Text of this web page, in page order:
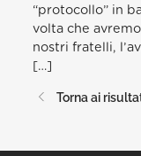
“protocollo” in
volta che
nostri fratelli,
[…]
Torna ai